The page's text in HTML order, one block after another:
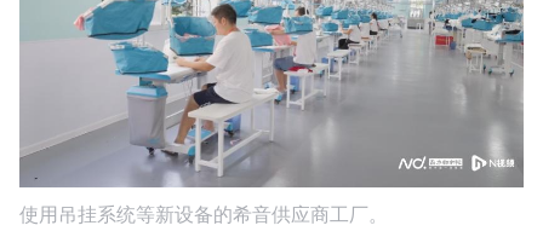
使用吊挂系统等新设备的希音供应商工厂。